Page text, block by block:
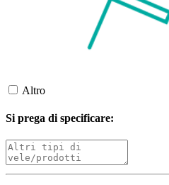
Altro
Si prega di specificare: